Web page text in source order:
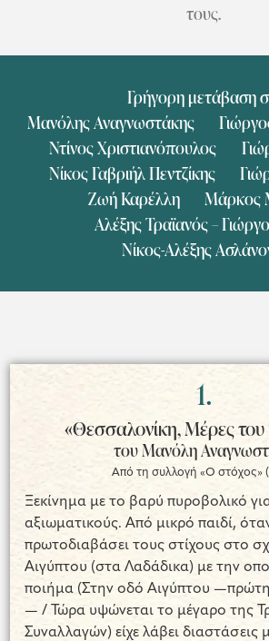
τους.
Γρήγορη μετάβαση
Μανόλης Αναγνωστάκης
Ντίνος Χριστιανόπουλος
Νίκος Γαβριήλ Πεντζίκης
Ζωή Καρέλλη
Μάρκος
Αλέξης Τραϊανός –
Νίκος-Αλέξης
1.
«Θεσσαλονίκη, Μέρες του
του Μανόλη
Από τη συλλογή «Ο στόχος»
Ξεκίνημα με το βαρύ πυροβολικό
αξιωματικούς. Από μικρό παιδί,
πρωτοδιαβάσει τους στίχους στο
Αιγύπτου (στα Λαδάδικα) με την
ποιήμα (Στην οδό Αιγύπτου
— / Τώρα υψώνεται το μέγαρο της
Συναλλαγών) είχε λάβει διαστάσεις